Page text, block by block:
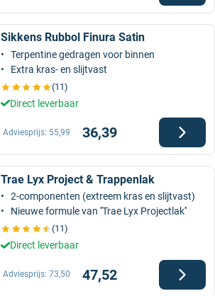
Sikkens Rubbol Finura Satin
Terpentine gedragen voor binnen
Extra kras- en slijtvast
(11)
Direct leverbaar
36,39
Adviesprijs: 55,99
Trae Lyx Project & Trappenlak
2-componenten (extreem kras en slijtvast)
Nieuwe formule van ''Trae Lyx Projectlak''
(11)
Direct leverbaar
47,52
Adviesprijs: 73,50